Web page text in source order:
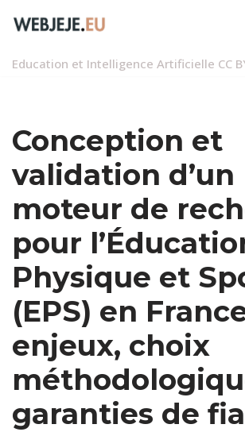
au
Education et Intelligence Artificielle CC
Conception et
validation d’un
moteur de
pour
Physique et
(EPS) en
enjeux, choix
garanties de